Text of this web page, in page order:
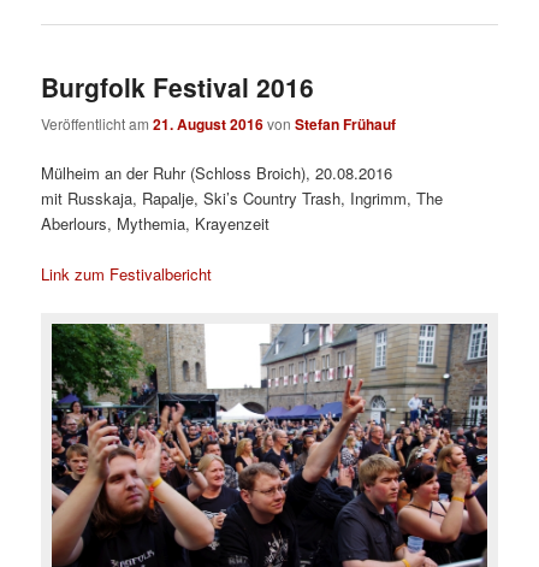
Burgfolk Festival 2016
Veröffentlicht am21. August 2016vonStefan Frühauf
Mülheim an der Ruhr (Schloss Broich), 20.08.2016
mit Russkaja, Rapalje, Ski’s Country Trash, Ingrimm, The
Aberlours, Mythemia, Krayenzeit
Link zum Festivalbericht